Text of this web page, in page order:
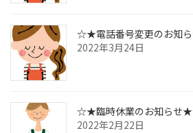
☆★電話番号変更のお知
2022年3月24日
☆★臨時休業のお知らせ
2022年2月22日